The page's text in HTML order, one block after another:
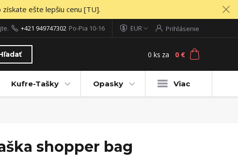
ešte lepšiu cenu [TU].
EUR Prihlásenie
+421 949747302 Po-Pia 10-16
0 ks za 0 €
Kufre-Tašky Opasky Viac
shopper bag